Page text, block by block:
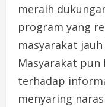
meraih
program yang
masyarakat
Masyarakat
terhadap
menyaring